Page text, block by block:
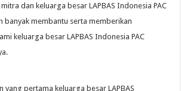
dan keluarga besar LAPBAS Indonesia PAC
banyak membantu serta memberikan
keluarga besar LAPBAS Indonesia PAC
yang pertama keluarga besar LAPBAS